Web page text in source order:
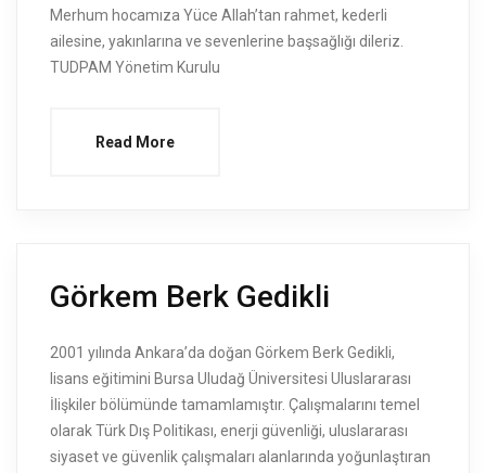
Merhum hocamıza Yüce Allah’tan rahmet, kederli
ailesine, yakınlarına ve sevenlerine başsağlığı dileriz.
TUDPAM Yönetim Kurulu
Read More
Görkem Berk Gedikli
2001 yılında Ankara’da doğan Görkem Berk Gedikli,
lisans eğitimini Bursa Uludağ Üniversitesi Uluslararası
İlişkiler bölümünde tamamlamıştır. Çalışmalarını temel
olarak Türk Dış Politikası, enerji güvenliği, uluslararası
siyaset ve güvenlik çalışmaları alanlarında yoğunlaştıran